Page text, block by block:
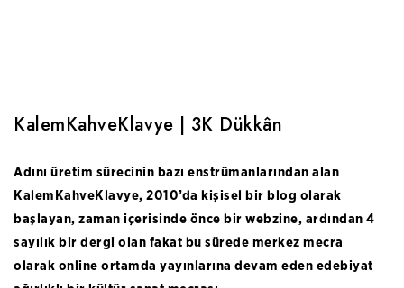
KalemKahveKlavye | 3K Dükkân
Adını üretim sürecinin bazı enstrümanlarından alan
KalemKahveKlavye, 2010’da kişisel bir blog olarak
başlayan, zaman içerisinde önce bir webzine, ardından 4
sayılık bir dergi olan fakat bu sürede merkez mecra
olarak online ortamda yayınlarına devam eden edebiyat